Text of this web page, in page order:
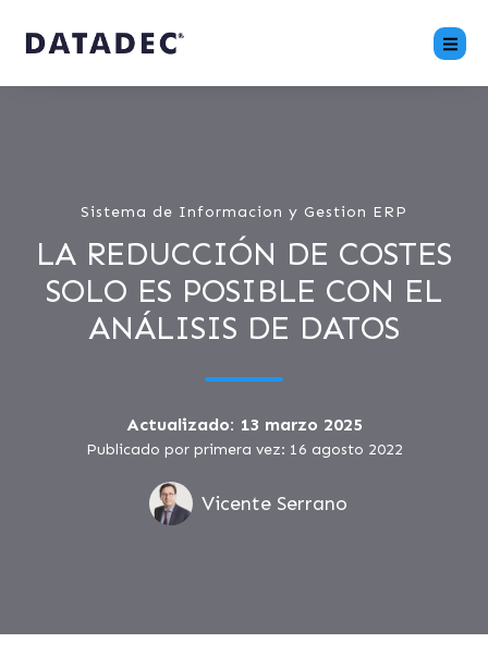
Sistema de Informacion y Gestion ERP
LA REDUCCIÓN DE COSTES
SOLO ES POSIBLE CON EL
ANÁLISIS DE DATOS
Actualizado: 13 marzo 2025
Publicado por primera vez: 16 agosto 2022
Vicente Serrano